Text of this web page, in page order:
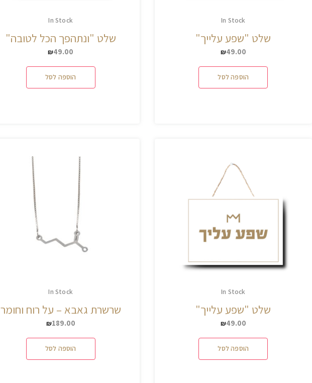
In Stock
שלט "שפע עלייך"
₪49.00
הוספה לסל
In Stock
שלט "ונתהפך הכל לטובה"
₪49.00
הוספה לסל
In Stock
שלט "שפע עלייך"
₪49.00
הוספה לסל
In Stock
שרשרת גאבא – על רוח וחומר
₪189.00
הוספה לסל